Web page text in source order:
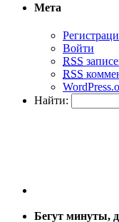
Мета
Войти
RSS
RSS
Найти:
Бегут минуты,